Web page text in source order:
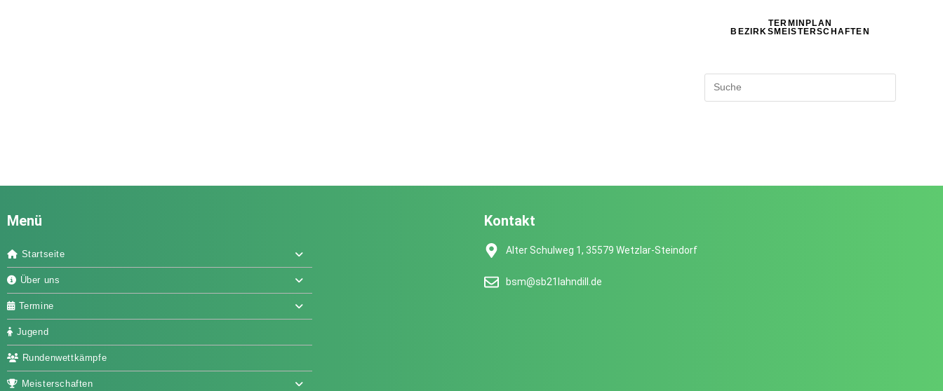
TERMINPLAN
BEZIRKSMEISTERSCHAFTEN
Menü
Startseite
Über uns
Termine
Jugend
Rundenwettkämpfe
Meisterschaften
Kontakt
Alter Schulweg 1, 35579 Wetzlar-Steindorf
bsm@sb21lahndill.de